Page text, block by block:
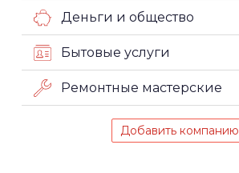
Деньги и общество
Бытовые услуги
Ремонтные мастерские
Добавить компанию